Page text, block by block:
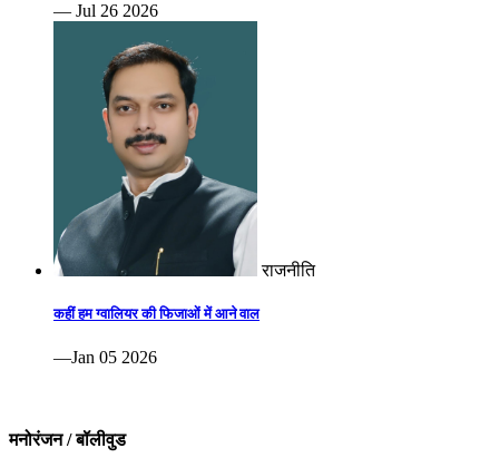
— Jul 26 2026
राजनीति
कहीं हम ग्वालियर की फिजाओं में आने वाल
—Jan 05 2026
मनोरंजन / बॉलीवुड